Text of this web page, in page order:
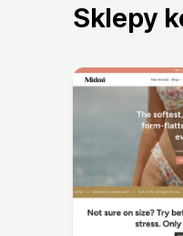
Sklepy